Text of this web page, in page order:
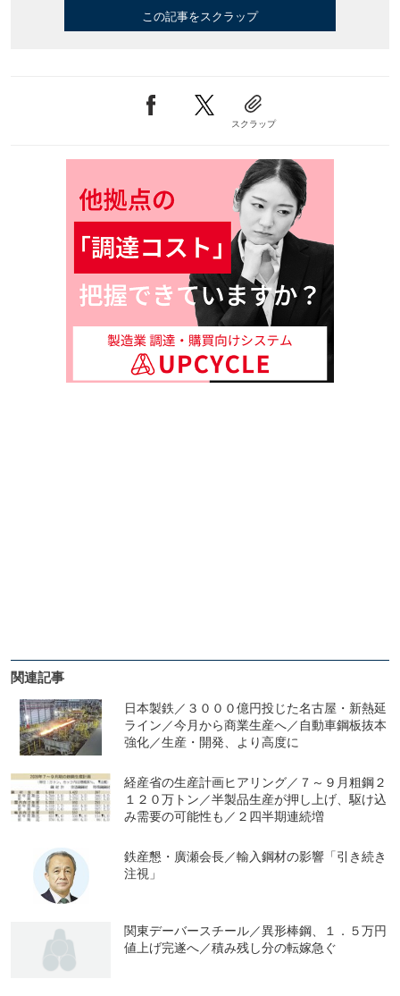
この記事をスクラップ
スクラップ
関連記事
日本製鉄／３０００億円投じた名古屋・新熱延
ライン／今月から商業生産へ／自動車鋼板抜本
強化／生産・開発、より高度に
経産省の生産計画ヒアリング／７～９月粗鋼２
１２０万トン／半製品生産が押し上げ、駆け込
み需要の可能性も／２四半期連続増
鉄産懇・廣瀬会長／輸入鋼材の影響「引き続き
注視」
関東デーバースチール／異形棒鋼、１．５万円
値上げ完遂へ／積み残し分の転嫁急ぐ